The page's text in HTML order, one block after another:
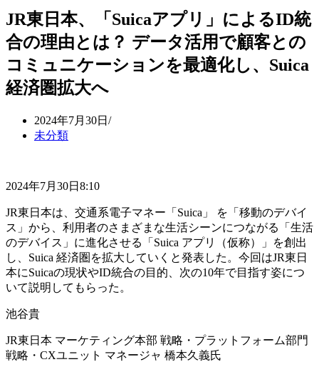
JR東日本、「Suicaアプリ」によるID統
合の理由とは？ データ活用で顧客との
コミュニケーションを最適化し、Suica
経済圏拡大へ
2024年7月30日
未分類
2024年7月30日8:10
JR東日本は、交通系電子マネー「Suica」 を「移動のデバイ
ス」から、利用者のさまざまな生活シーンにつながる「生活
のデバイス」に進化させる「Suica アプリ（仮称）」を創出
し、Suica 経済圏を拡大していくと発表した。今回はJR東日
本にSuicaの現状やID統合の目的、次の10年で目指す姿につ
いて説明してもらった。
池谷貴
JR東日本 マーケティング本部 戦略・プラットフォーム部門
戦略・CXユニット マネージャ 橋本久義氏